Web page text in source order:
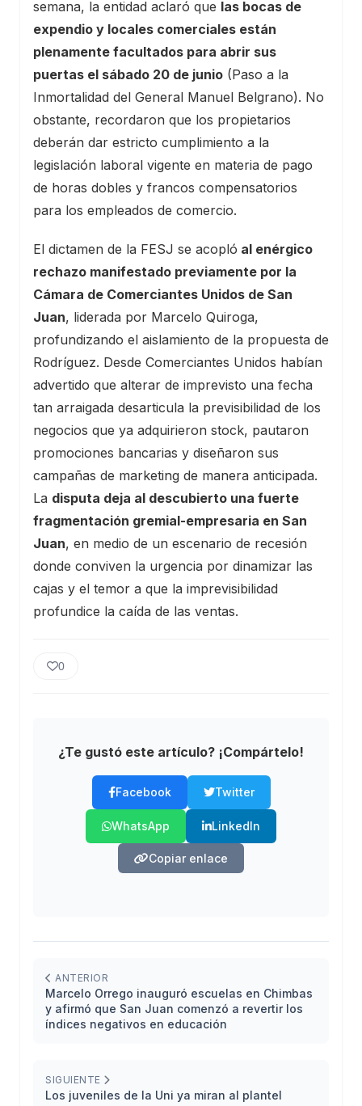
semana, la entidad aclaró que las bocas de
expendio y locales comerciales están
plenamente facultados para abrir sus
puertas el sábado 20 de junio (Paso a la
Inmortalidad del General Manuel Belgrano). No
obstante, recordaron que los propietarios
deberán dar estricto cumplimiento a la
legislación laboral vigente en materia de pago
de horas dobles y francos compensatorios
para los empleados de comercio.
El dictamen de la FESJ se acopló al enérgico
rechazo manifestado previamente por la
Cámara de Comerciantes Unidos de San
Juan, liderada por Marcelo Quiroga,
profundizando el aislamiento de la propuesta de
Rodríguez. Desde Comerciantes Unidos habían
advertido que alterar de imprevisto una fecha
tan arraigada desarticula la previsibilidad de los
negocios que ya adquirieron stock, pautaron
promociones bancarias y diseñaron sus
campañas de marketing de manera anticipada.
La disputa deja al descubierto una fuerte
fragmentación gremial-empresaria en San
Juan, en medio de un escenario de recesión
donde conviven la urgencia por dinamizar las
cajas y el temor a que la imprevisibilidad
profundice la caída de las ventas.
0
¿Te gustó este artículo? ¡Compártelo!
Facebook Twitter
WhatsApp LinkedIn
Copiar enlace
ANTERIOR
Marcelo Orrego inauguró escuelas en Chimbas
y afirmó que San Juan comenzó a revertir los
índices negativos en educación
SIGUIENTE
Los juveniles de la Uni ya miran al plantel